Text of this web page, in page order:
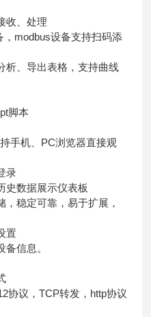
、处理
modbus设备支持扫码添
、导出表格，支持曲线
脚本
机、PC浏览器直接观
录
数据展示仪表板
稳定可靠，易于扩展，
置
信息。
议，TCP转发，http协议